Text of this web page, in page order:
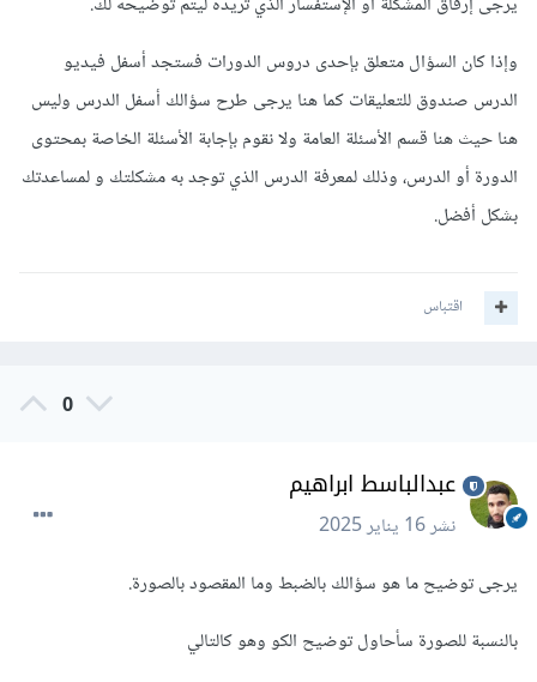
وإذا كان السؤال متعلق بإحدى دروس الدورات فستجد أسفل فيديو
الدرس صندوق للتعليقات كما هنا يرجى طرح سؤالك أسفل الدرس وليس
هنا حيث هنا قسم الأسئلة العامة ولا نقوم بإجابة الأسئلة الخاصة بمحتوى
الدورة أو الدرس، وذلك لمعرفة الدرس الذي توجد به مشكلتك و لمساعدتك
بشكل أفضل.
اقتباس
0
عبدالباسط ابراهيم
نشر16 يناير 2025
يرجى توضيح ما هو سؤالك بالضبط وما المقصود بالصورة.
بالنسبة للصورة سأحاول توضيح الكو وهو كالتالي